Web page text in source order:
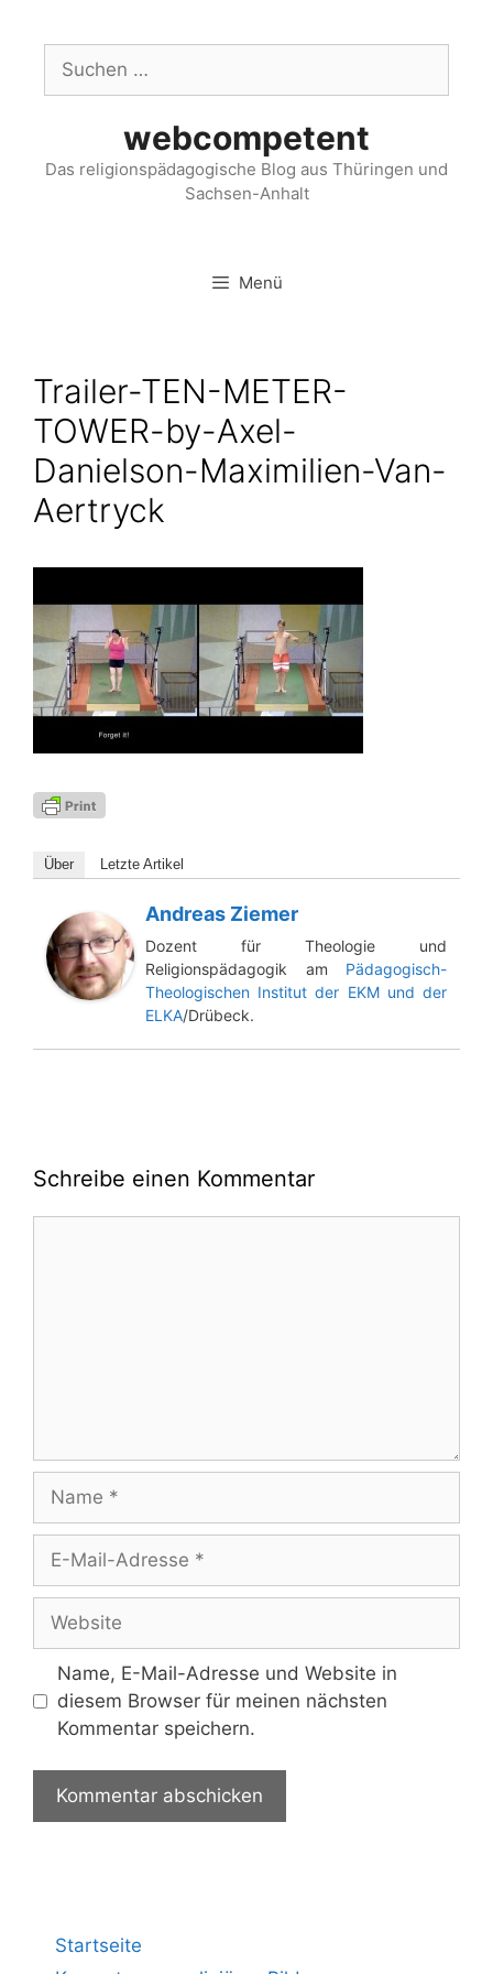
webcompetent
Das religionspädagogische Blog aus Thüringen und
Sachsen-Anhalt
Menü
Trailer-TEN-METER-
TOWER-by-Axel-
Danielson-Maximilien-Van-
Aertryck
Über Letz­te Artikel
Andreas Ziemer
Dozent für Theologie und
Religionspädagogik am Pädagogisch-
Theologischen Institut der EKM und der
ELKA/Drübeck.
Schreibe einen Kommentar
Name, E-Mail-Adresse und Website in
diesem Browser für meinen nächsten
Kommentar speichern.
Startseite